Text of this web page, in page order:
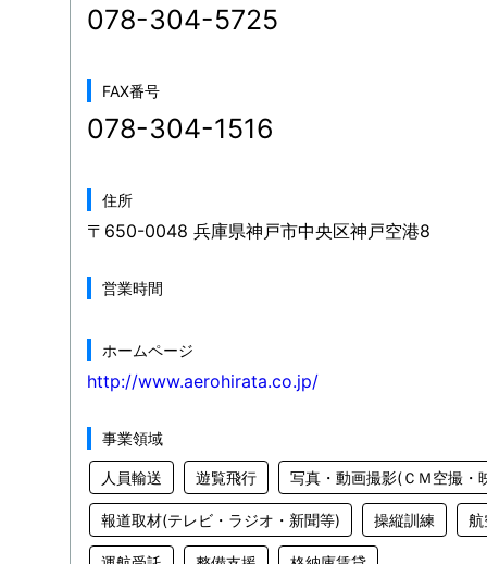
078-304-5725
FAX番号
078-304-1516
住所
〒650-0048 兵庫県神戸市中央区神戸空港8
営業時間
ホームページ
http://www.aerohirata.co.jp/
事業領域
人員輸送 遊覧飛行 写真・動画撮影(ＣＭ空撮・
報道取材(テレビ・ラジオ・新聞等) 操縦訓練 航